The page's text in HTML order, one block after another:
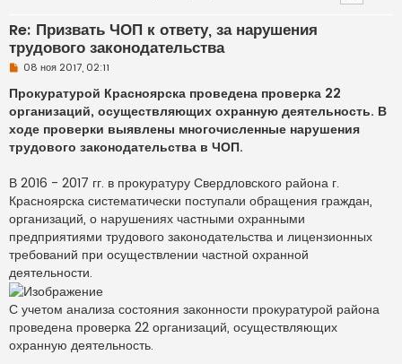
Re: Призвать ЧОП к ответу, за нарушения
трудового законодательства
Н
п
р
о
ч
и
т
н
е
с
о
б
е
н
и
е
08 ноя 2017, 02:11
Прокуратурой Красноярска проведена проверка 22
организаций, осуществляющих охранную деятельность. В
ходе проверки выявлены многочисленные нарушения
трудового законодательства в ЧОП.
В 2016 - 2017 гг. в прокуратуру Свердловского района г.
Красноярска систематически поступали обращения граждан,
организаций, о нарушениях частными охранными
предприятиями трудового законодательства и лицензионных
требований при осуществлении частной охранной
деятельности.
С учетом анализа состояния законности прокуратурой района
проведена проверка 22 организаций, осуществляющих
охранную деятельность.